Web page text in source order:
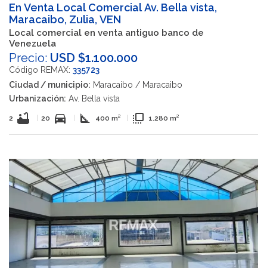
En Venta Local Comercial Av. Bella vista,
Maracaibo, Zulia, VEN
Local comercial en venta antiguo banco de
Venezuela
Precio: USD $1.100.000
Código REMAX: 335723
Ciudad / municipio: Maracaibo / Maracaibo
Urbanización: Av. Bella vista
2 bathtub 20 directions_car square_foot 400 m² flip_to_front 1.280 m²